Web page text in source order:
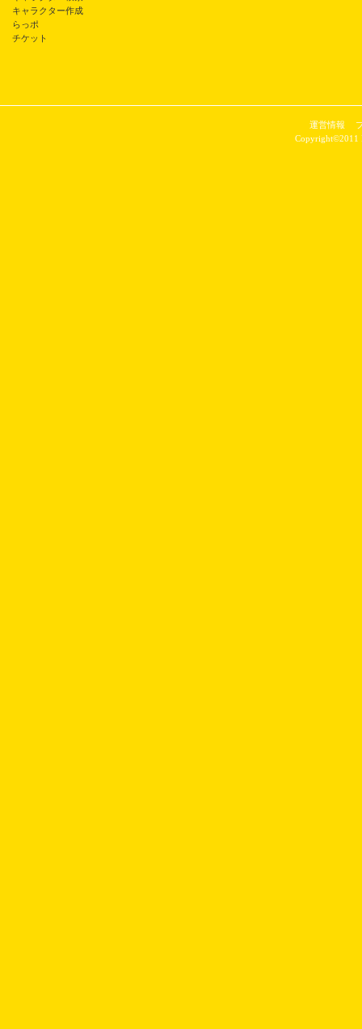
キャラクター作成
らっポ
チケット
運営情報
Copyright©2011